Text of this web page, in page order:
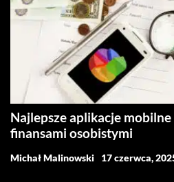
Najlepsze aplikacje
finansami osobistymi
Michał Malinowski 17 czerwca,